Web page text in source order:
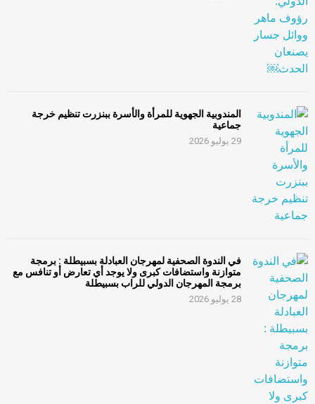
المندوبية الجهوية للمرأة والأسرة ببنزرت تنظيم خرجة
جماعية
29 يوليو 2026
في الندوة الصحفية لمهرجان العبادلة بسبيطلة : برمجة
متوازنة واستضافات كبرى ولا يوجد أي تعارض أو تنافس مع
برمجة المهرجان الدولي للراب بسبيطلة
28 يوليو 2026